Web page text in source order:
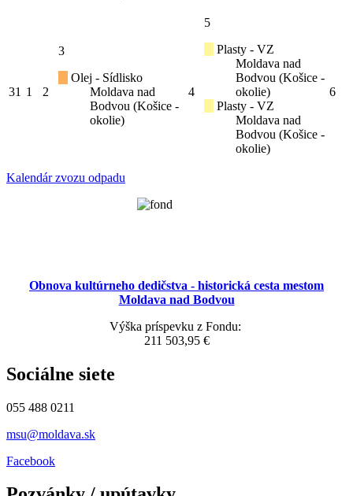
31 1 2
3
Olej - Sídlisko
Moldava nad
Bodvou (Košice -
okolie)
4
5
Plasty - VZ
Moldava nad
Bodvou (Košice -
okolie)
Plasty - VZ
Moldava nad
Bodvou (Košice -
okolie)
6
Kalendár zvozu odpadu
Obnova kultúrneho dedičstva - historická cesta mestom
Moldava nad Bodvou
Výška príspevku z Fondu:
211 503,95 €
Sociálne siete
055 488 0211
msu@moldava.sk
Facebook